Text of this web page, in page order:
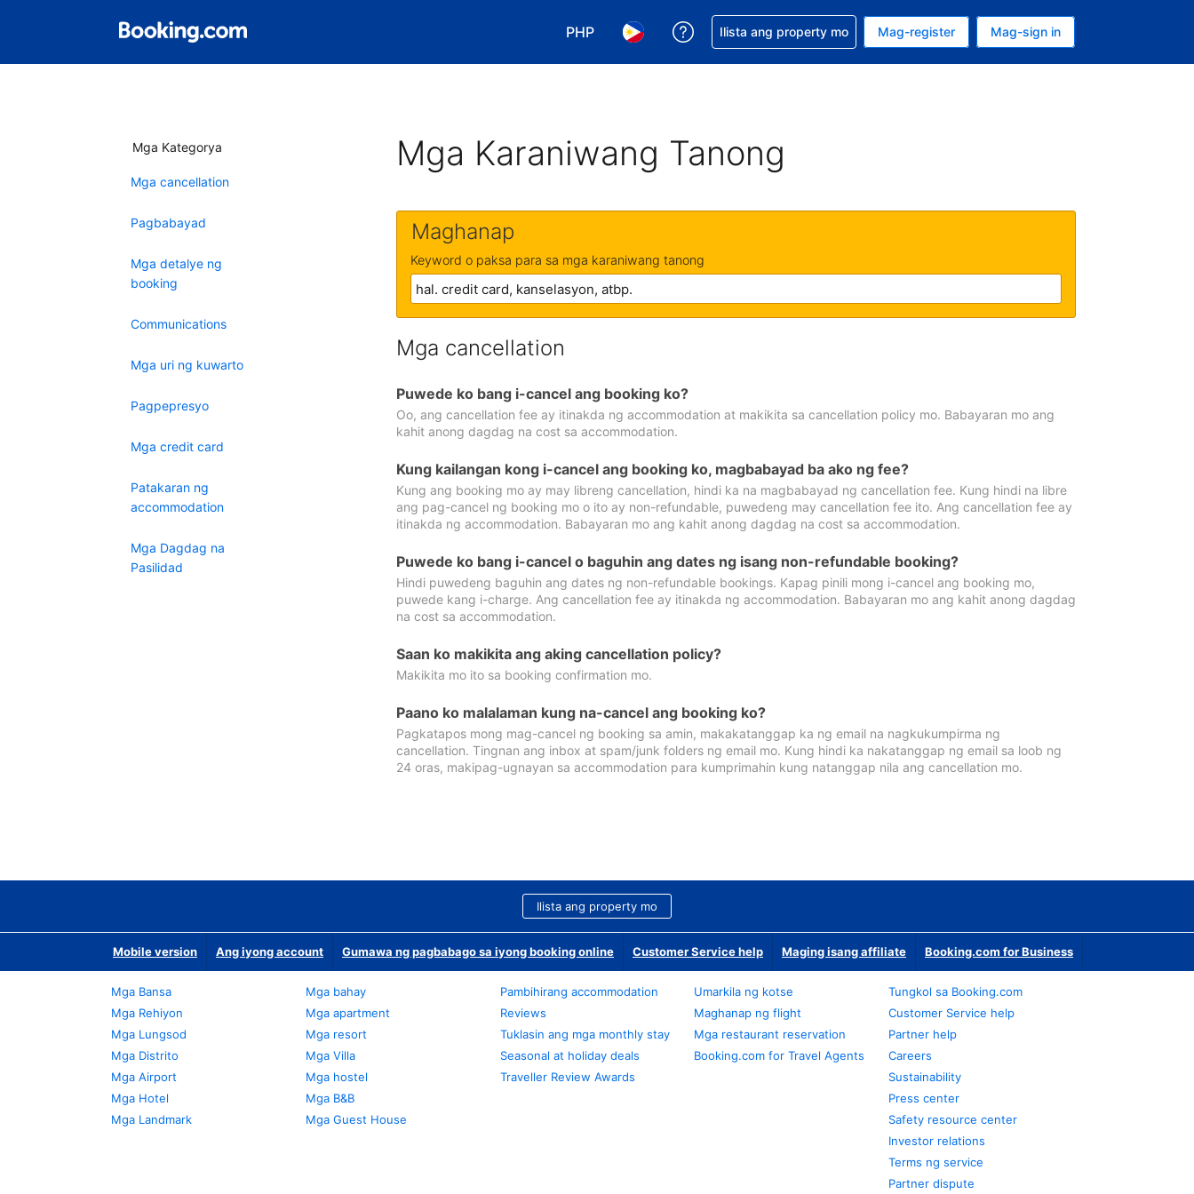
PHP
Pumili ng currency mo. PHP ang currency mo ngayon
Pumili ng wika mo. Filipino ang wika mo ngayon
Makakuha ng tulong sa reservation mo
Ilista ang property mo Mag-register Mag-sign in
Mga Kategorya
Mga cancellation
Pagbabayad
Mga detalye ng
booking
Communications
Mga uri ng kuwarto
Pagpepresyo
Mga credit card
Patakaran ng
accommodation
Mga Dagdag na
Pasilidad
Mga Karaniwang Tanong
Maghanap
Keyword o paksa para sa mga karaniwang tanong
Mga cancellation
Puwede ko bang i-cancel ang booking ko?
Oo, ang cancellation fee ay itinakda ng accommodation at makikita sa cancellation policy mo. Babayaran mo ang
kahit anong dagdag na cost sa accommodation.
Kung kailangan kong i-cancel ang booking ko, magbabayad ba ako ng fee?
Kung ang booking mo ay may libreng cancellation, hindi ka na magbabayad ng cancellation fee. Kung hindi na libre
ang pag-cancel ng booking mo o ito ay non-refundable, puwedeng may cancellation fee ito. Ang cancellation fee ay
itinakda ng accommodation. Babayaran mo ang kahit anong dagdag na cost sa accommodation.
Puwede ko bang i-cancel o baguhin ang dates ng isang non-refundable booking?
Hindi puwedeng baguhin ang dates ng non-refundable bookings. Kapag pinili mong i-cancel ang booking mo,
puwede kang i-charge. Ang cancellation fee ay itinakda ng accommodation. Babayaran mo ang kahit anong dagdag
na cost sa accommodation.
Saan ko makikita ang aking cancellation policy?
Makikita mo ito sa booking confirmation mo.
Paano ko malalaman kung na-cancel ang booking ko?
Pagkatapos mong mag-cancel ng booking sa amin, makakatanggap ka ng email na nagkukumpirma ng
cancellation. Tingnan ang inbox at spam/junk folders ng email mo. Kung hindi ka nakatanggap ng email sa loob ng
24 oras, makipag-ugnayan sa accommodation para kumprimahin kung natanggap nila ang cancellation mo.
Ilista ang property mo
Mobile version Ang iyong account Gumawa ng pagbabago sa iyong booking online Customer Service help Maging isang affiliate Booking.com for Business
Mga Bansa
Mga Rehiyon
Mga Lungsod
Mga Distrito
Mga Airport
Mga Hotel
Mga Landmark
Mga bahay
Mga apartment
Mga resort
Mga Villa
Mga hostel
Mga B&B
Mga Guest House
Pambihirang accommodation
Reviews
Tuklasin ang mga monthly stay
Seasonal at holiday deals
Traveller Review Awards
Umarkila ng kotse
Maghanap ng flight
Mga restaurant reservation
Booking.com for Travel Agents
Tungkol sa Booking.com
Customer Service help
Partner help
Careers
Sustainability
Press center
Safety resource center
Investor relations
Terms ng service
Partner dispute